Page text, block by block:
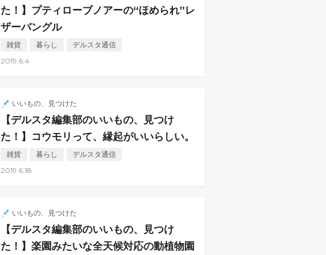
た！】プティローブノアーの“ほめられ”レ
ザーバングル
雑貨 暮らし
デルスタ通信
2019.6.4
いいもの、見つけた
【デルスタ編集部のいいもの、見つけ
た！】コウモリって、縁起がいいらしい。
雑貨 暮らし
デルスタ通信
2019.6.18
いいもの、見つけた
【デルスタ編集部のいいもの、見つけ
た！】楽園みたいな全天候対応の動植物園